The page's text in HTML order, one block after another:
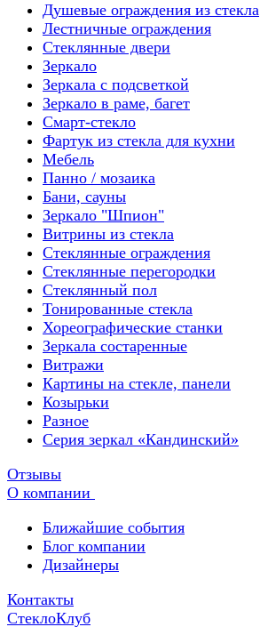
Душевые ограждения из стекла
Лестничные ограждения
Стеклянные двери
Зеркало
Зеркала с подсветкой
Зеркало в раме, багет
Смарт-стекло
Фартук из стекла для кухни
Мебель
Панно / мозаика
Бани, сауны
Зеркало "Шпион"
Витрины из стекла
Стеклянные ограждения
Стеклянные перегородки
Стеклянный пол
Тонированные стекла
Хореографические станки
Зеркала состаренные
Витражи
Картины на стекле, панели
Козырьки
Разное
Серия зеркал «Кандинский»
Отзывы
О компании
Ближайшие события
Блог компании
Дизайнеры
Контакты
СтеклоКлуб